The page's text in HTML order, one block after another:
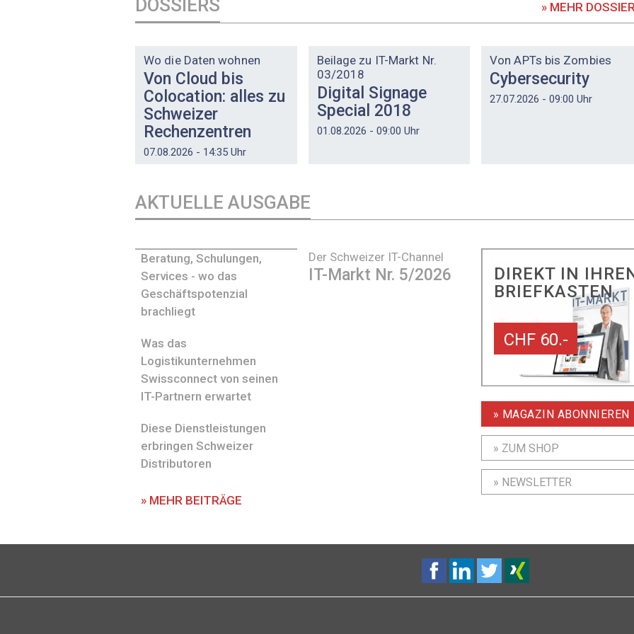
DOSSIERS » MEHR
Wo die Daten wohnen
Von Cloud bis
Colocation: alles zu
Schweizer
Rechenzentren
07.08.2026 - 14:35 Uhr
Beilage zu IT-Markt Nr.
03/2018
Digital Signage
Special 2018
01.08.2026 - 09:00 Uhr
Von APTs bis Zombies
Cybersecurity
27.07.2026 - 09:00 Uhr
AKTUELLE AUSGABE
Der Schweizer IT-Channel
IT-Markt Nr. 5/2026
Beratung, Schulungen,
Services - wo das
Geschäftspotenzial
brachliegt
Was das
Logistikunternehmen
Swissconnect von seinen
IT-Partnern erwartet
Diese Dienstleistungen
erbringen Schweizer
Distributoren
» MEHR BEITRÄGE
DIREKT IN
BRIEFKASTEN
CHF 60.-
» MAGAZIN ABONNIEREN
» ZUM SHOP
» NEWSLETTER